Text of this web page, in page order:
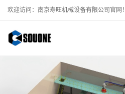
欢迎访问：南京寿旺机械设备有限公司官网！